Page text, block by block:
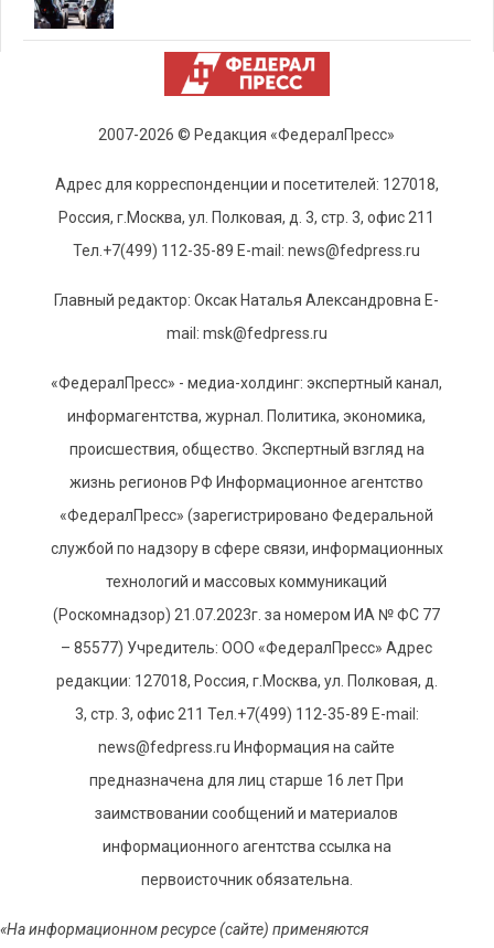
2007-2026 © Редакция «ФедералПресс»
Адрес для корреспонденции и посетителей: 127018,
Россия, г.Москва, ул. Полковая, д. 3, стр. 3, офис 211
Тел.+7(499) 112-35-89 E-mail: news@fedpress.ru
Главный редактор: Оксак Наталья Александровна E-
mail: msk@fedpress.ru
«ФедералПресс» - медиа-холдинг: экспертный канал,
информагентства, журнал. Политика, экономика,
происшествия, общество. Экспертный взгляд на
жизнь регионов РФ Информационное агентство
«ФедералПресс» (зарегистрировано Федеральной
службой по надзору в сфере связи, информационных
технологий и массовых коммуникаций
(Роскомнадзор) 21.07.2023г. за номером ИА № ФС 77
– 85577) Учредитель: ООО «ФедералПресс» Адрес
редакции: 127018, Россия, г.Москва, ул. Полковая, д.
3, стр. 3, офис 211 Тел.+7(499) 112-35-89 E-mail:
news@fedpress.ru Информация на сайте
предназначена для лиц старше 16 лет При
заимствовании сообщений и материалов
информационного агентства ссылка на
первоисточник обязательна.
«На информационном ресурсе (сайте) применяются